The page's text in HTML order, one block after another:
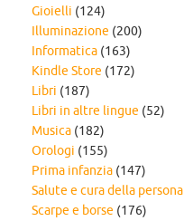
Gioielli (124)
Illuminazione (200)
Informatica (163)
Kindle Store (172)
Libri (187)
Libri in altre lingue (52)
Musica (182)
Orologi (155)
Prima infanzia (147)
Salute e cura della persona
Scarpe e borse (176)